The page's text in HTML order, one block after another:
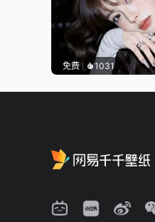
免费 1031